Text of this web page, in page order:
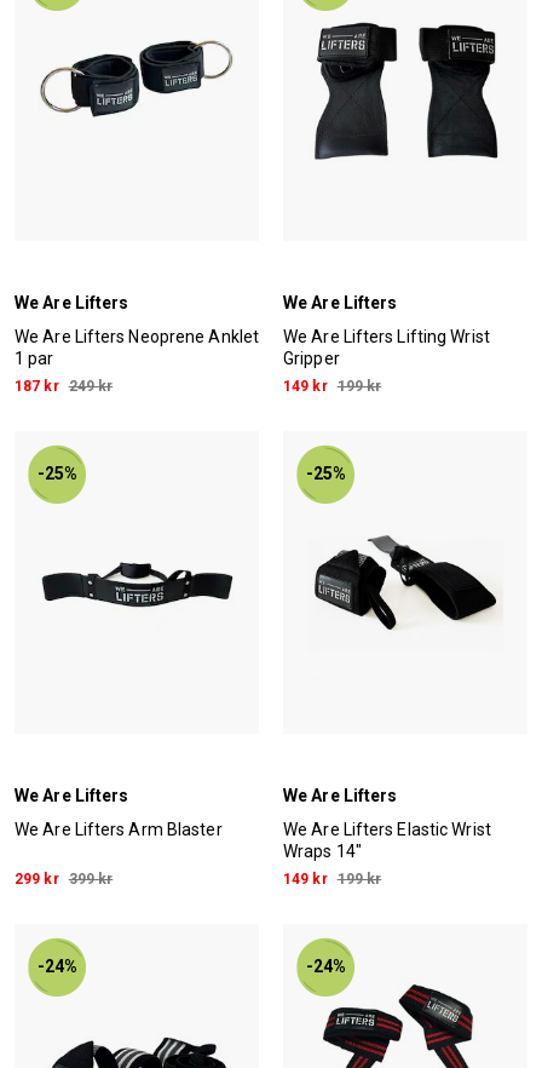
We Are Lifters
We Are Lifters Neoprene Anklet
1 par
187 kr 249 kr
We Are Lifters
We Are Lifters Lifting Wrist
Gripper
149 kr 199 kr
-25%
We Are Lifters
We Are Lifters Arm Blaster
299 kr 399 kr
-25%
We Are Lifters
We Are Lifters Elastic Wrist
Wraps 14"
149 kr 199 kr
-24% -24%